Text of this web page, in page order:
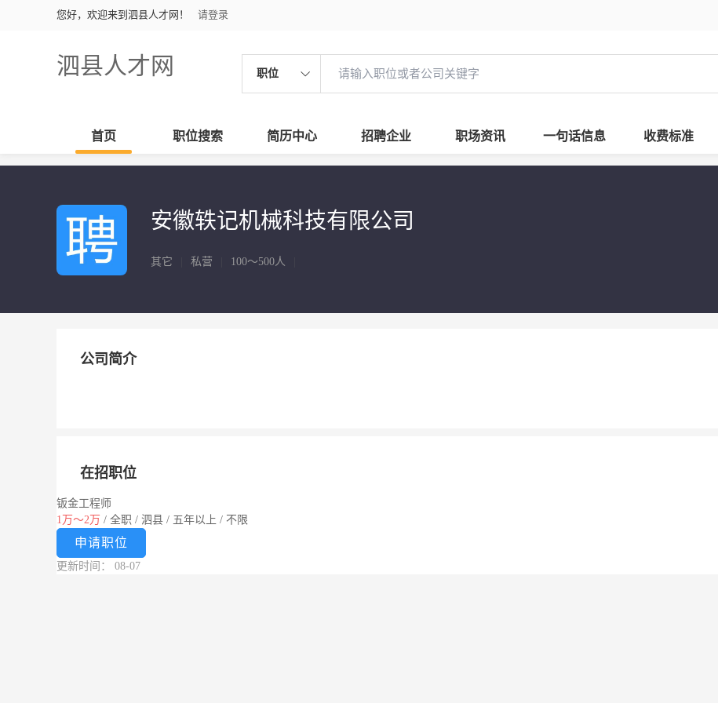
您好，欢迎来到泗县人才网！ 请登录
泗县人才网 职位
首页 职位搜索 简历中心 招聘企业 职场资讯 一句话信息 收费标准
安徽轶记机械科技有限公司
其它 私营 100～500人
公司简介
在招职位
钣金工程师
1万～2万 / 全职 / 泗县 / 五年以上 / 不限
申请职位
更新时间： 08-07